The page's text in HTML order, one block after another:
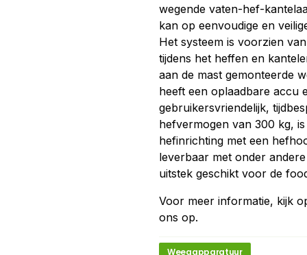
wegende vaten-hef-
kan op eenvoudige en
Het systeem is voorzien
tijdens het heffen en
aan de mast gemonteerde
heeft een oplaadbare accu
gebruikersvriendelijk,
hefvermogen van 300 kg,
hefinrichting met een
leverbaar met onder
uitstek geschikt voor de
Voor meer informatie, kijk
ons op.
Weegapparatuur